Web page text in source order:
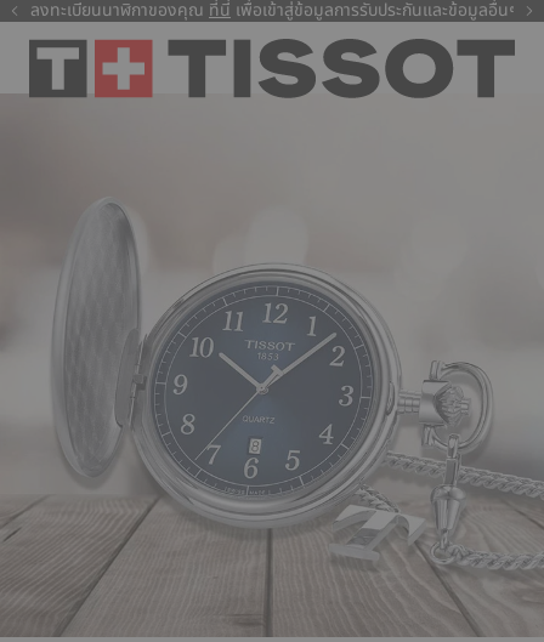
ลงทะเบียนนาฬิกาของคุณ ที่นี่ เพื่อเข้าสู่ข้อมูลการรับประกันและข้อมูลอื่นๆ
ที่นี่